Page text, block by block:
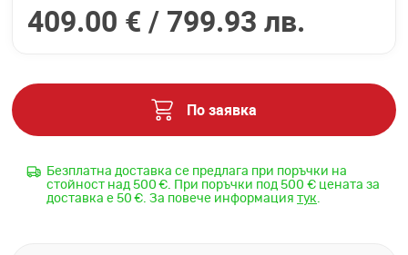
409.00 € / 799.93 лв.
По заявка
Безплатна доставка се предлага при поръчки на
стойност над 500 €. При поръчки под 500 € цената за
доставка е 50 €. За повече информация тук.